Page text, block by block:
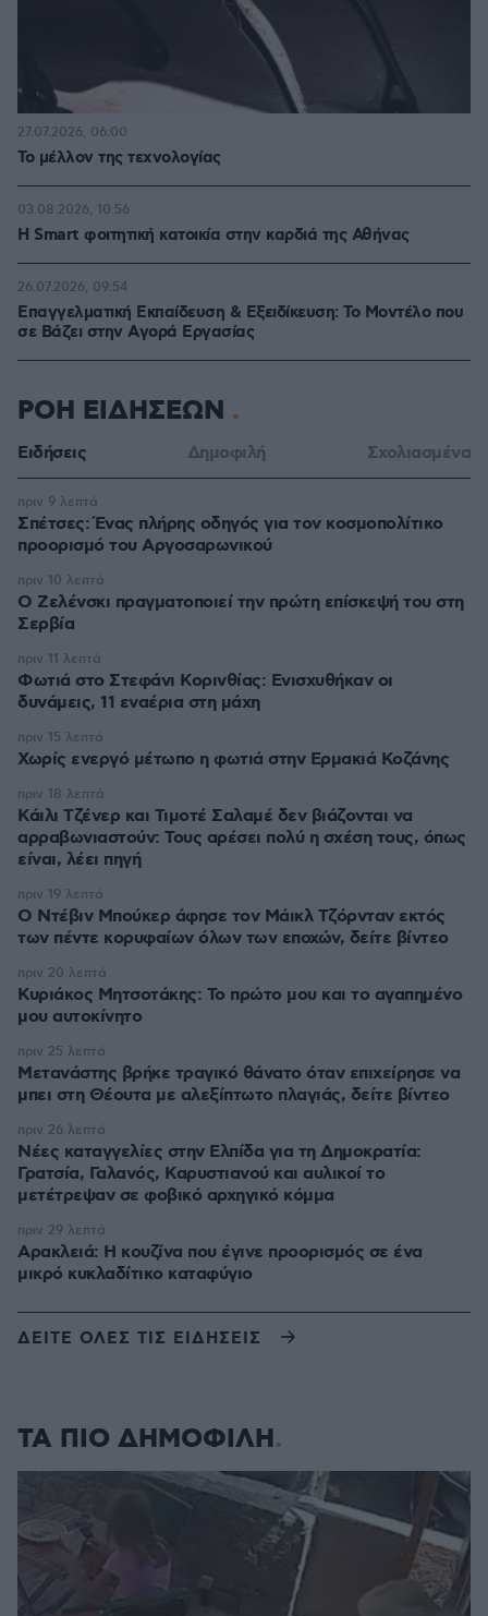
Το μέλλον της τεχνολογίας
27.07.2026, 06:00
Η Smart φοιτητική κατοικία στην καρδιά της Αθήνας
03.08.2026, 10:56
Επαγγελματική Εκπαίδευση & Εξειδίκευση: Το Mοντέλο που
σε Bάζει στην Aγορά Eργασίας
26.07.2026, 09:54
ΡΟΗ ΕΙΔΗΣΕΩΝ
Ειδήσεις Δημοφιλή Σχολιασμένα
Σπέτσες: Ένας πλήρης οδηγός για τον κοσμοπολίτικο
προορισμό του Αργοσαρωνικού
πριν 9 λεπτά
Ο Ζελένσκι πραγματοποιεί την πρώτη επίσκεψή του στη
Σερβία
πριν 10 λεπτά
Φωτιά στο Στεφάνι Κορινθίας: Ενισχυθήκαν οι
δυνάμεις, 11 εναέρια στη μάχη
πριν 11 λεπτά
Χωρίς ενεργό μέτωπο η φωτιά στην Ερμακιά Κοζάνης
πριν 15 λεπτά
Κάιλι Τζένερ και Τιμοτέ Σαλαμέ δεν βιάζονται να
αρραβωνιαστούν: Τους αρέσει πολύ η σχέση τους, όπως
είναι, λέει πηγή
πριν 18 λεπτά
Ο Ντέβιν Μπούκερ άφησε τον Μάικλ Τζόρνταν εκτός
των πέντε κορυφαίων όλων των εποχών, δείτε βίντεο
πριν 19 λεπτά
Κυριάκος Μητσοτάκης: Το πρώτο μου και το αγαπημένο
μου αυτοκίνητο
πριν 20 λεπτά
Μετανάστης βρήκε τραγικό θάνατο όταν επιχείρησε να
μπει στη Θέουτα με αλεξίπτωτο πλαγιάς, δείτε βίντεο
πριν 25 λεπτά
Νέες καταγγελίες στην Ελπίδα για τη Δημοκρατία:
Γρατσία, Γαλανός, Καρυστιανού και αυλικοί το
μετέτρεψαν σε φοβικό αρχηγικό κόμμα
πριν 26 λεπτά
Αρακλειά: Η κουζίνα που έγινε προορισμός σε ένα
μικρό κυκλαδίτικο καταφύγιο
πριν 29 λεπτά
ΔΕΙΤΕ ΟΛΕΣ ΤΙΣ ΕΙΔΗΣΕΙΣ
ΤΑ ΠΙΟ ΔΗΜΟΦΙΛΗ